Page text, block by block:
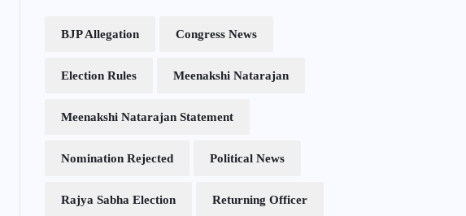
BJP Allegation Congress News
Election Rules Meenakshi Natarajan
Meenakshi Natarajan Statement
Nomination Rejected Political News
Rajya Sabha Election Returning Officer